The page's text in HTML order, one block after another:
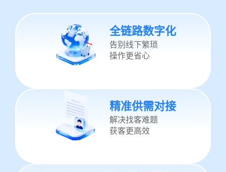
全链路数字化
告别线下繁琐
操作更省心
精准供需对接
解决找客难题
获客更高效